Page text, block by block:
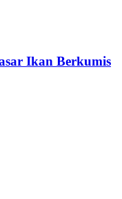
Ikan Berkumis